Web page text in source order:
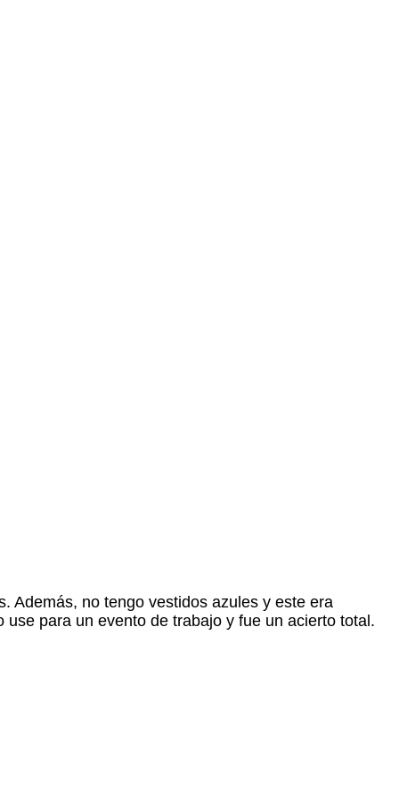
Además, no tengo vestidos azules y este era
use para un evento de trabajo y fue un acierto total.